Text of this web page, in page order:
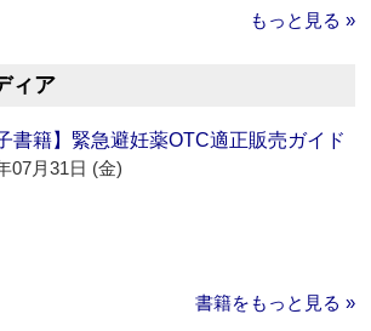
もっと見る »
ィア
書籍】緊急避妊薬OTC適正販売ガイド
07月31日 (金)
書籍をもっと見る »